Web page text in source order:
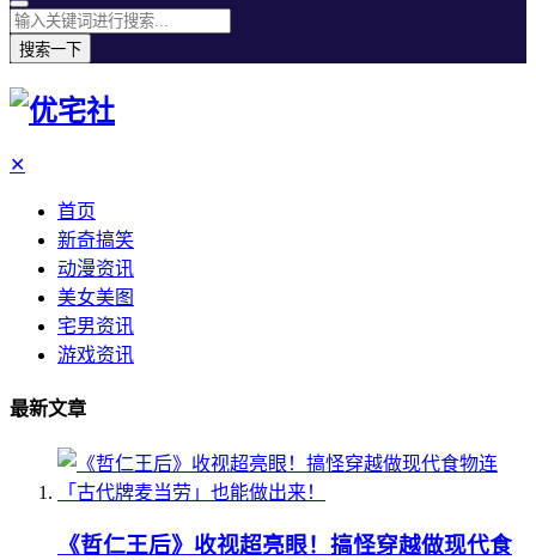
搜索一下
✕
首页
新奇搞笑
动漫资讯
美女美图
宅男资讯
游戏资讯
最新文章
《哲仁王后》收视超亮眼！搞怪穿越做现代食